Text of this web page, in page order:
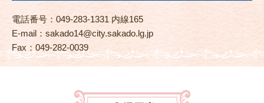
電話番号：049-283-1331 内線165
E-mail： sakado14@city.sakado.lg.jp
Fax：049-282-0039